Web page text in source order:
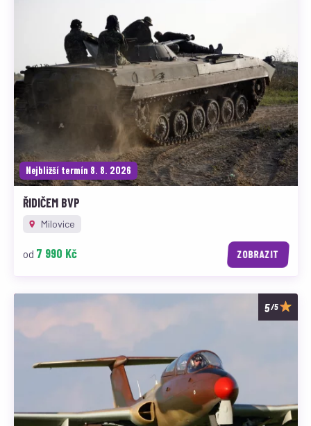
Nejbližší termín 8. 8. 2026
ŘIDIČEM BVP
Milovice
od 7 990 Kč ZOBRAZIT
/5